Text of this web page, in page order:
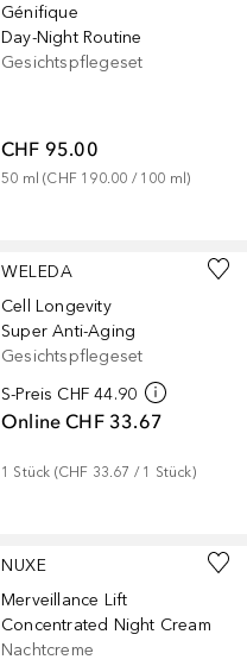
Génifique
Day-Night Routine
Gesichtspflegeset
CHF 95.00
50 ml (CHF 190.00 / 100 ml)
WELEDA
Cell Longevity
Super Anti-Aging
Gesichtspflegeset
S-Preis CHF 44.90
Online CHF 33.67
1 Stück (CHF 33.67 / 1 Stück)
NUXE
Merveillance Lift
Concentrated Night Cream
Nachtcreme